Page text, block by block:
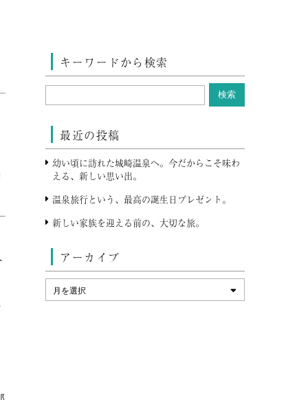
キーワードから検索
最近の投稿
幼い頃に訪れた城崎温泉へ。今だからこそ味わ
える、新しい思い出。
温泉旅行という、最高の誕生日プレゼント。
新しい家族を迎える前の、大切な旅。
アーカイブ